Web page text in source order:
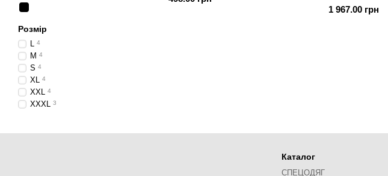
1 967.00 грн
Розмір
L 4
M 4
S 4
XL 4
XXL 4
XXXL 3
Каталог
СПЕЦОДЯГ